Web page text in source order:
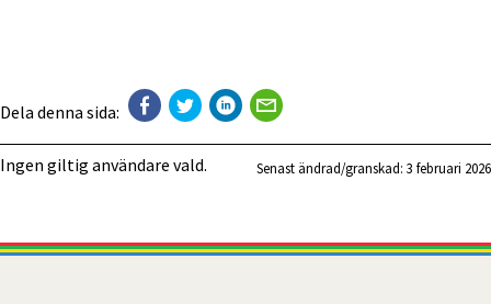
Dela denna sida:
Ingen giltig användare vald. Senast ändrad/granskad: 3 februari 2026